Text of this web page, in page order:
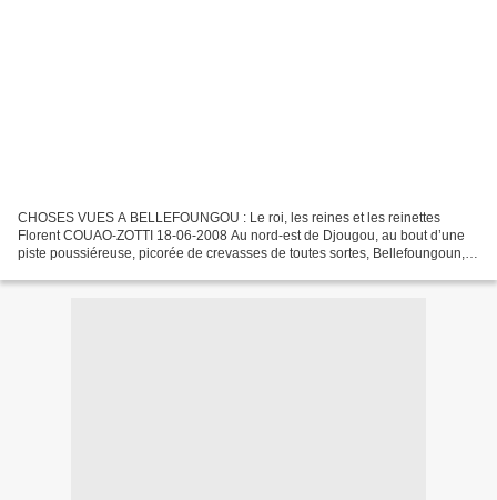
CHOSES VUES A BELLEFOUNGOU : Le roi, les reines et les reinettes
Florent COUAO-ZOTTI 18-06-2008 Au nord-est de Djougou, au bout d’une
piste poussiéreuse, picorée de crevasses de toutes sortes, Bellefoungoun,